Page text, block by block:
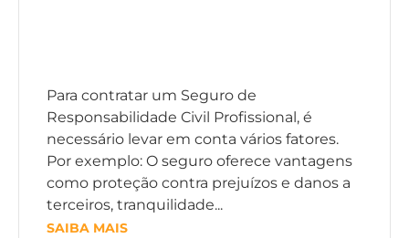
Para contratar um Seguro de
Responsabilidade Civil Profissional, é
necessário levar em conta vários fatores.
Por exemplo: O seguro oferece vantagens
como proteção contra prejuízos e danos a
terceiros, tranquilidade...
SAIBA MAIS